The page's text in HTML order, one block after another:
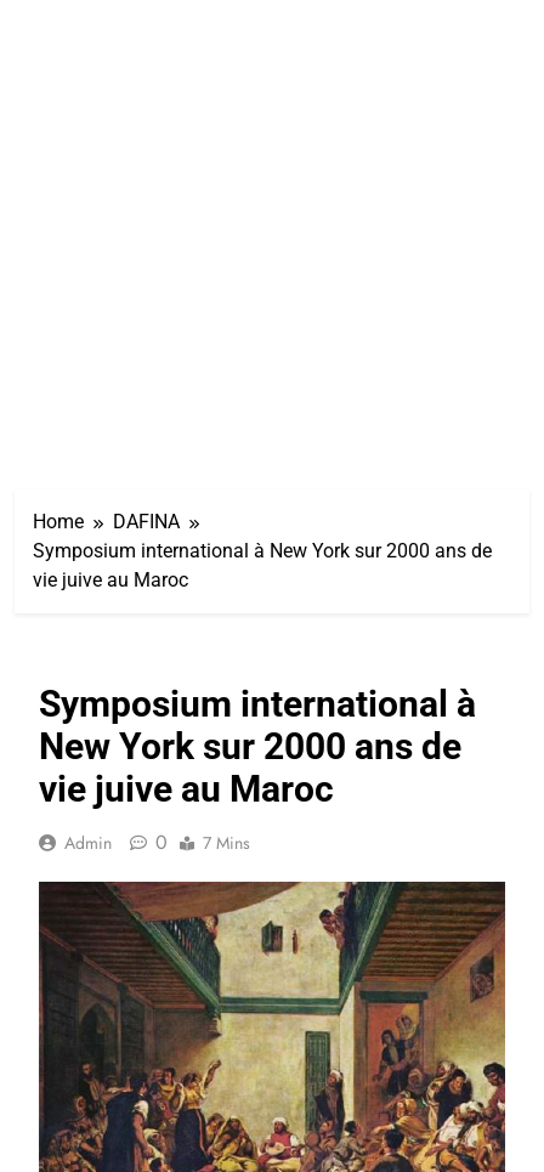
Home
DAFINA
Symposium international à New York sur 2000 ans de
vie juive au Maroc
Symposium international à
New York sur 2000 ans de
vie juive au Maroc
Admin 0 7 Mins